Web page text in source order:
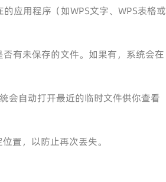
应用程序（如WPS文字、WPS表格或
有未保存的文件。如果有，系统会在
会自动打开最近的临时文件供你查看
置，以防止再次丢失。